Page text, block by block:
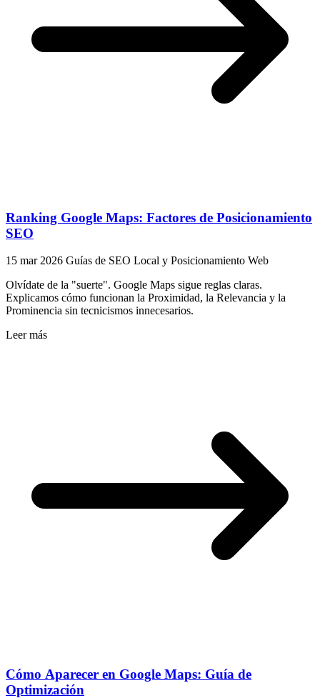
Ranking Google Maps: Factores de Posicionamiento
SEO
15 mar 2026 Guías de SEO Local y Posicionamiento Web
Olvídate de la "suerte". Google Maps sigue reglas claras.
Explicamos cómo funcionan la Proximidad, la Relevancia y la
Prominencia sin tecnicismos innecesarios.
Leer más
Cómo Aparecer en Google Maps: Guía de
Optimización